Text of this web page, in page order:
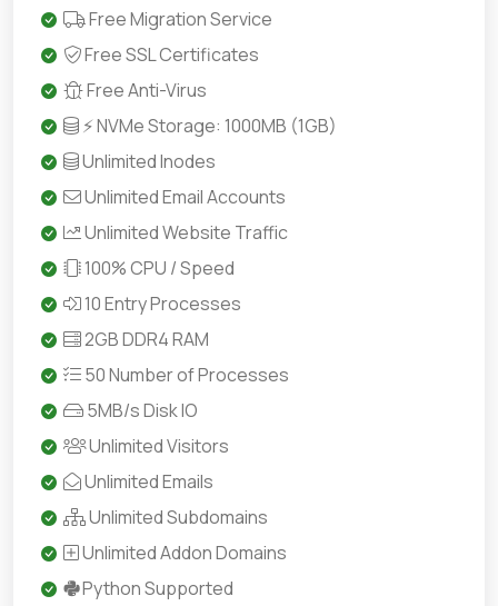
Free Migration Service
Free SSL Certificates
Free Anti-Virus
⚡ NVMe Storage: 1000MB (1GB)
Unlimited Inodes
Unlimited Email Accounts
Unlimited Website Traffic
100% CPU / Speed
10 Entry Processes
2GB DDR4 RAM
50 Number of Processes
5MB/s Disk IO
Unlimited Visitors
Unlimited Emails
Unlimited Subdomains
Unlimited Addon Domains
Python Supported